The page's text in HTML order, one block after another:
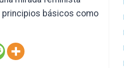
principios básicos como